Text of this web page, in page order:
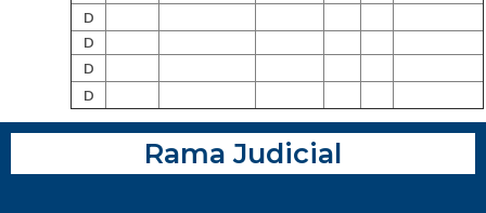
D
D
D
D
Rama Judicial